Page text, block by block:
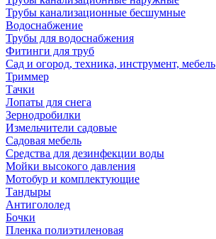
Трубы канализационные бесшумные
Водоснабжение
Трубы для водоснабжения
Фитинги для труб
Сад и огород, техника, инструмент, мебель
Триммер
Тачки
Лопаты для снега
Зернодробилки
Измельчители садовые
Садовая мебель
Средства для дезинфекции воды
Мойки высокого давления
Мотобур и комплектующие
Тандыры
Антигололед
Бочки
Пленка полиэтиленовая